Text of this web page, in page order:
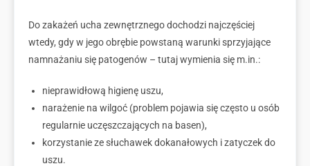
Do zakażeń ucha zewnętrznego dochodzi najczęściej
wtedy, gdy w jego obrębie powstaną warunki sprzyjające
namnażaniu się patogenów – tutaj wymienia się m.in.:
nieprawidłową higienę uszu,
narażenie na wilgoć (problem pojawia się często u osób
regularnie uczęszczających na basen),
korzystanie ze słuchawek dokanałowych i zatyczek do
uszu.